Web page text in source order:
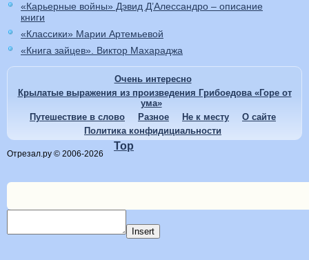
«Карьерные войны» Дэвид Д’Алессандро – описание
книги
«Классики» Марии Артемьевой
«Книга зайцев». Виктор Махараджа
Очень интересно
Крылатые выражения из произведения Грибоедова «Горе от
ума»
Путешествие в слово
Разное Не к месту
О сайте
Политика конфидициальности
Отрезал.ру © 2006-2026
Top
Insert